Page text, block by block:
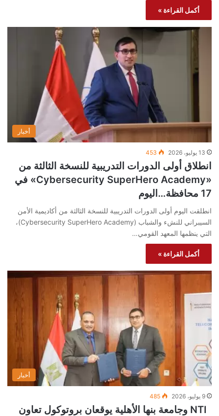
أكمل القراءة »
أخبار
13 يوليو، 2026 453
انطلاق أولى الدورات التدريبية للنسخة الثالثة من
«Cybersecurity SuperHero Academy» في
17 محافظة…اليوم
انطلقت اليوم أولى الدورات التدريبية للنسخة الثالثة من أكاديمية الأمن
السيبراني للنشء والشباب (Cybersecurity SuperHero Academy)،
التي ينظمها المعهد القومي…
أكمل القراءة »
أخبار
9 يوليو، 2026 485
NTI وجامعة بنها الأهلية يوقعان بروتوكول تعاون